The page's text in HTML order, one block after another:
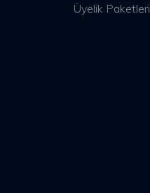
Üyelik Paketleri